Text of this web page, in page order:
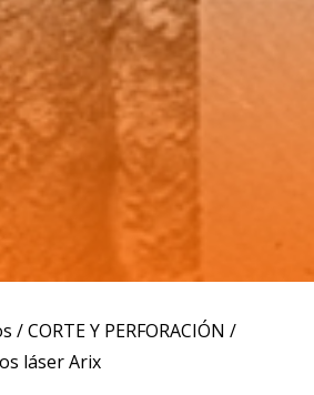
/CORTE Y PERFORACIÓN /
láser Arix